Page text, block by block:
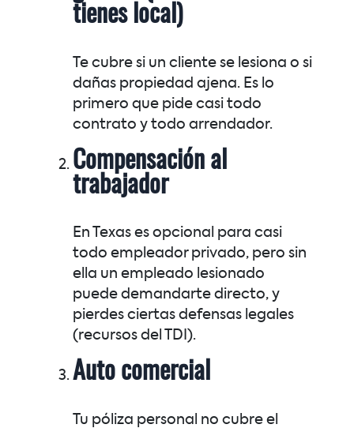
tienes local)
Te cubre si un cliente se lesiona o si
dañas propiedad ajena. Es lo
primero que pide casi todo
contrato y todo arrendador.
Compensación al
trabajador
En Texas es opcional para casi
todo empleador privado, pero sin
ella un empleado lesionado
puede demandarte directo, y
pierdes ciertas defensas legales
(recursos del TDI).
Auto comercial
Tu póliza personal no cubre el